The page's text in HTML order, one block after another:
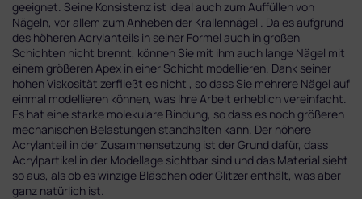
geeignet. Seine Konsistenz ist ideal auch zum Auffüllen von
Nägeln, vor allem zum Anheben der Krallennägel . Da es aufgrund
des höheren Acrylanteils in seiner Formel auch in großen
Schichten nicht brennt, können Sie mit ihm auch lange Nägel mit
einem größeren Apex in einer Schicht modellieren. Dank seiner
hohen Viskosität zerfließt es nicht , so dass Sie mehrere Nägel auf
einmal modellieren können, was Ihre Arbeit erheblich vereinfacht.
Es hat eine starke molekulare Bindung, so dass es noch größeren
mechanischen Belastungen standhalten kann. Der höhere
Acrylanteil in der Zusammensetzung ist der Grund dafür, dass
Acrylpartikel in der Modellage sichtbar sind und das Material sieht
so aus, als ob eswinzige Bläschen oder Glitzer enthält, was aber
ganz natürlich ist.